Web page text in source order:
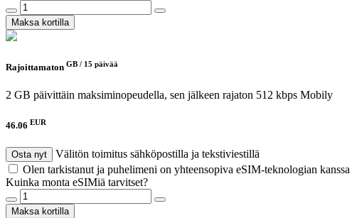
Maksa kortilla
Rajoittamaton GB / 15 päivää
2 GB päivittäin maksiminopeudella, sen jälkeen rajaton 512 kbps Mobily
46.06 EUR
Osta nyt
Välitön toimitus sähköpostilla ja tekstiviestillä
Olen tarkistanut ja puhelimeni on yhteensopiva eSIM-teknologian kanssa
Kuinka monta eSIMiä tarvitset?
Maksa kortilla